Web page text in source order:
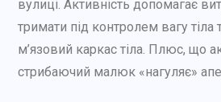
вулиці. Активність допомагає
тримати під контролем вагу тіла
м’язовий каркас тіла. Плюс, що
стрибаючий малюк «нагуляє»